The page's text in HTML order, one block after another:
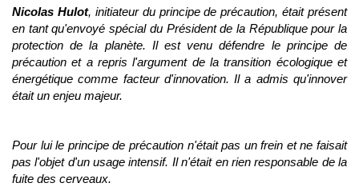
Nicolas Hulot, initiateur du principe de précaution, était présent
en tant qu'envoyé spécial du Président de la République pour la
protection de la planète. Il est venu défendre le principe de
précaution et a repris l'argument de la transition écologique et
énergétique comme facteur d'innovation. Il a admis qu'innover
était un enjeu majeur.
Pour lui le principe de précaution n'était pas un frein et ne faisait
pas l'objet d'un usage intensif. Il n'était en rien responsable de la
fuite des cerveaux.